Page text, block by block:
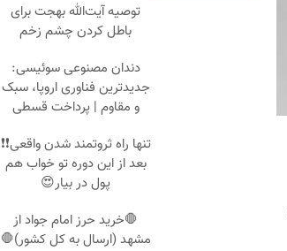
توصیه آیت‌الله بهجت برای
باطل کردن چشم زخم
دندان مصنوعی سوئیسی:
جدیدترین فناوری اروپا، سبک
و مقاوم | پرداخت قسطی
تنها راه ثروتمند شدن واقعی❗❗
بعد از این دوره تو خواب هم
پول در بیار😍
🛑خرید حرز امام جواد از
مشهد (ارسال به کل کشور)🛑